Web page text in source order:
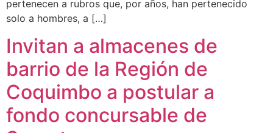
pertenecen a rubros que, por años, han pertenecido
solo a hombres, a […]
Invitan a almacenes de
barrio de la Región de
Coquimbo a postular a
fondo concursable de